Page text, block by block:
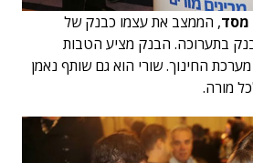
מסד, הממצב את עצמו כבנק של
בתערוכה. הבנק מציע הטבות
מערכת החינוך. שורי הוא גם שותף נאמן
מורה.